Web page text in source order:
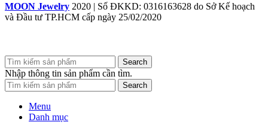
MOON Jewelry 2020 | Số ĐKKD: 0316163628 do Sở Kế hoạch
và Đầu tư TP.HCM cấp ngày 25/02/2020
Search
Nhập thông tin sản phẩm cần tìm.
Search
Menu
Danh mục